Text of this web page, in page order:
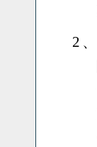
2、